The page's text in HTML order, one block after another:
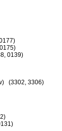
0139)
(3302, 3306)